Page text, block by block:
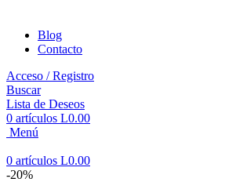
Blog
Contacto
Acceso / Registro
Buscar
Lista de Deseos
0 artículos L0.00
Menú
0 artículos L0.00
-20%